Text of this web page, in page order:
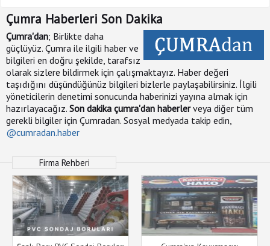
Çumra Haberleri Son Dakika
Çumra'dan; Birlikte daha
güçlüyüz. Çumra ile ilgili haber ve
bilgileri en doğru şekilde, tarafsız
olarak sizlere bildirmek için çalışmaktayız. Haber değeri
taşıdığını düşündüğünüz bilgileri bizlerle paylaşabilirsiniz. İlgili
yöneticilerin denetimi sonucunda haberinizi yayına almak için
hazırlayacağız. Son dakika çumra'dan haberlerveya diğer tüm
gerekli bilgiler için Çumradan. Sosyal medyada takip edin,
@cumradan.haber
Firma Rehberi